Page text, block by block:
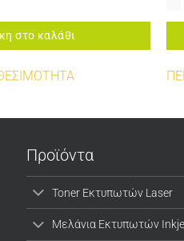
στο καλάθι
Προϊόντα
Toner Εκτυπωτών Laser
Μελάνια Εκτυπωτών